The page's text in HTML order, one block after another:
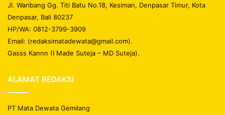
Jl. Waribang Gg. Titi Batu No.18, Kesiman, Denpasar Timur, Kota
Denpasar, Bali 80237
HP/WA: 0812-3799-3909
Email: (redaksimatadewata@gmail.com).
Gasss Kannn (I Made Suteja – MD Suteja).
ALAMAT REDAKSI
PT Mata Dewata Gemilang